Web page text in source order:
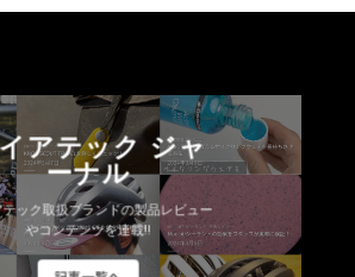
アテック ジャ
ーナル
ック取扱ブランドの製品レビュー
やコンテンツを連載!!